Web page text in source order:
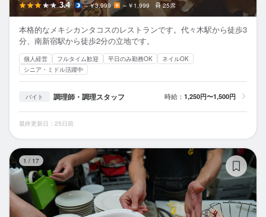
3.4 ～￥3,999 ～￥1,999 25席
本格的なメキシカンタコスのレストランです。代々木駅から徒歩3
分、南新宿駅から徒歩2分の立地です。
個人経営 フルタイム歓迎 平日のみ勤務OK
ネイルOK
シニア・ミドル活躍中
バイト 調理師・調理スタッフ 時給： 1,250円〜1,500円
最終更新日：25日前
1 / 17